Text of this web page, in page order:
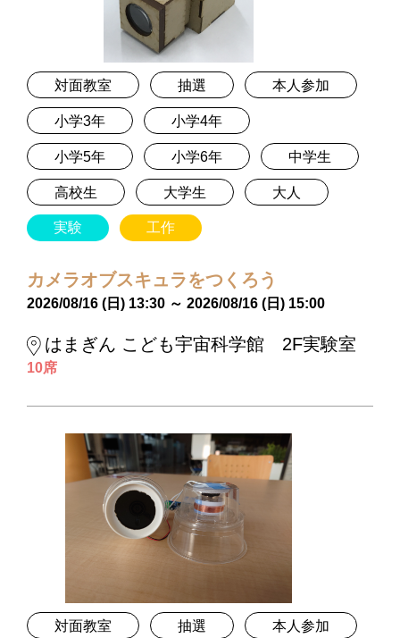
対面教室 抽選 本人参加
小学3年 小学4年
小学5年 小学6年 中学生
高校生 大学生 大人
実験 工作
カメラオブスキュラをつくろう
2026/08/16 (日) 13:30 ～ 2026/08/16 (日) 15:00
はまぎん こども宇宙科学館 2F実験室
10席
対面教室 抽選 本人参加